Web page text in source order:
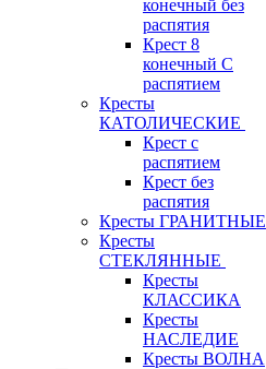
конечный без
распятия
Крест 8
конечный С
распятием
Кресты
КАТОЛИЧЕСКИЕ
Крест с
распятием
Крест без
распятия
Кресты ГРАНИТНЫЕ
Кресты
СТЕКЛЯННЫЕ
Кресты
КЛАССИКА
Кресты
НАСЛЕДИЕ
Кресты ВОЛНА